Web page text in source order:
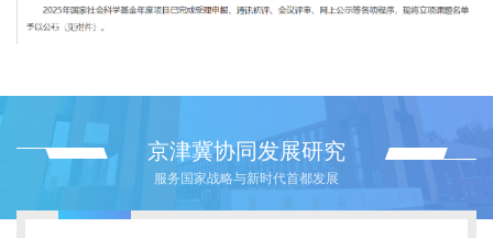
再创佳绩！首经贸国家社科基金立项+32
京津冀协同发展研究
服务国家战略与新时代首都发展